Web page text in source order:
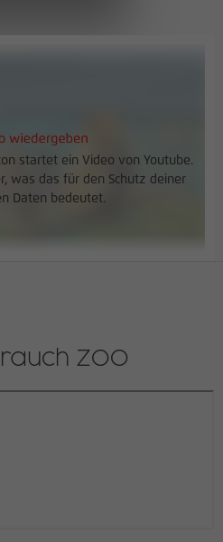
startet ein Video von Youtube.
was das für den Schutz deiner
Daten bedeutet.
ZOO